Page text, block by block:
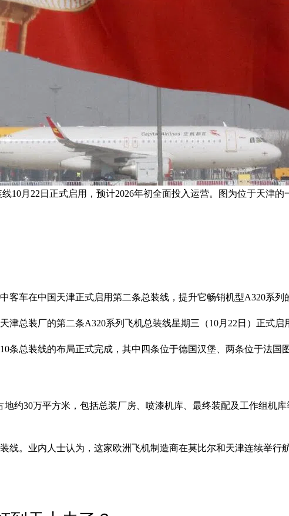
10月22日正式启用，预计2026年初全面投入运营。图为位于天津
客车在中国天津正式启用第二条总装线，提升它畅销机型A320系列
津总装厂的第二条A320系列飞机总装线星期三（10月22日）正式启
条总装线的布局正式完成，其中四条位于德国汉堡、两条位于法
地约30万平方米，包括总装厂房、喷漆机库、最终装配及工作组机
线。业内人士认为，这家欧洲飞机制造商在莫比尔和天津连续举行